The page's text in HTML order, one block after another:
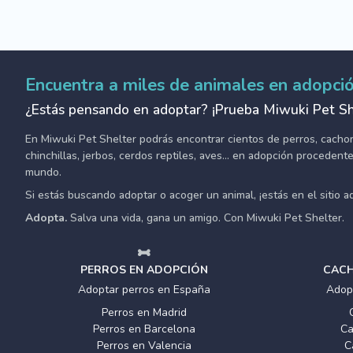
Encuentra a miles de animales en
¿Estás pensando en adoptar? ¡Prueba Miwuki Pet
En Miwuki Pet Shelter podrás encontrar cientos de perros,
chinchillas, jerbos, cerdos reptiles, aves... en adopción
mundo.
Si estás buscando adoptar o acoger un animal, ¡estás en el sitio
Adopta. Salva una vida, gana un amigo. Con Miwuki Pet Shelter.
PERROS EN ADOPCIÓN
Adoptar perros en España
Perros en Madrid
Perros en Barcelona
Perros en Valencia